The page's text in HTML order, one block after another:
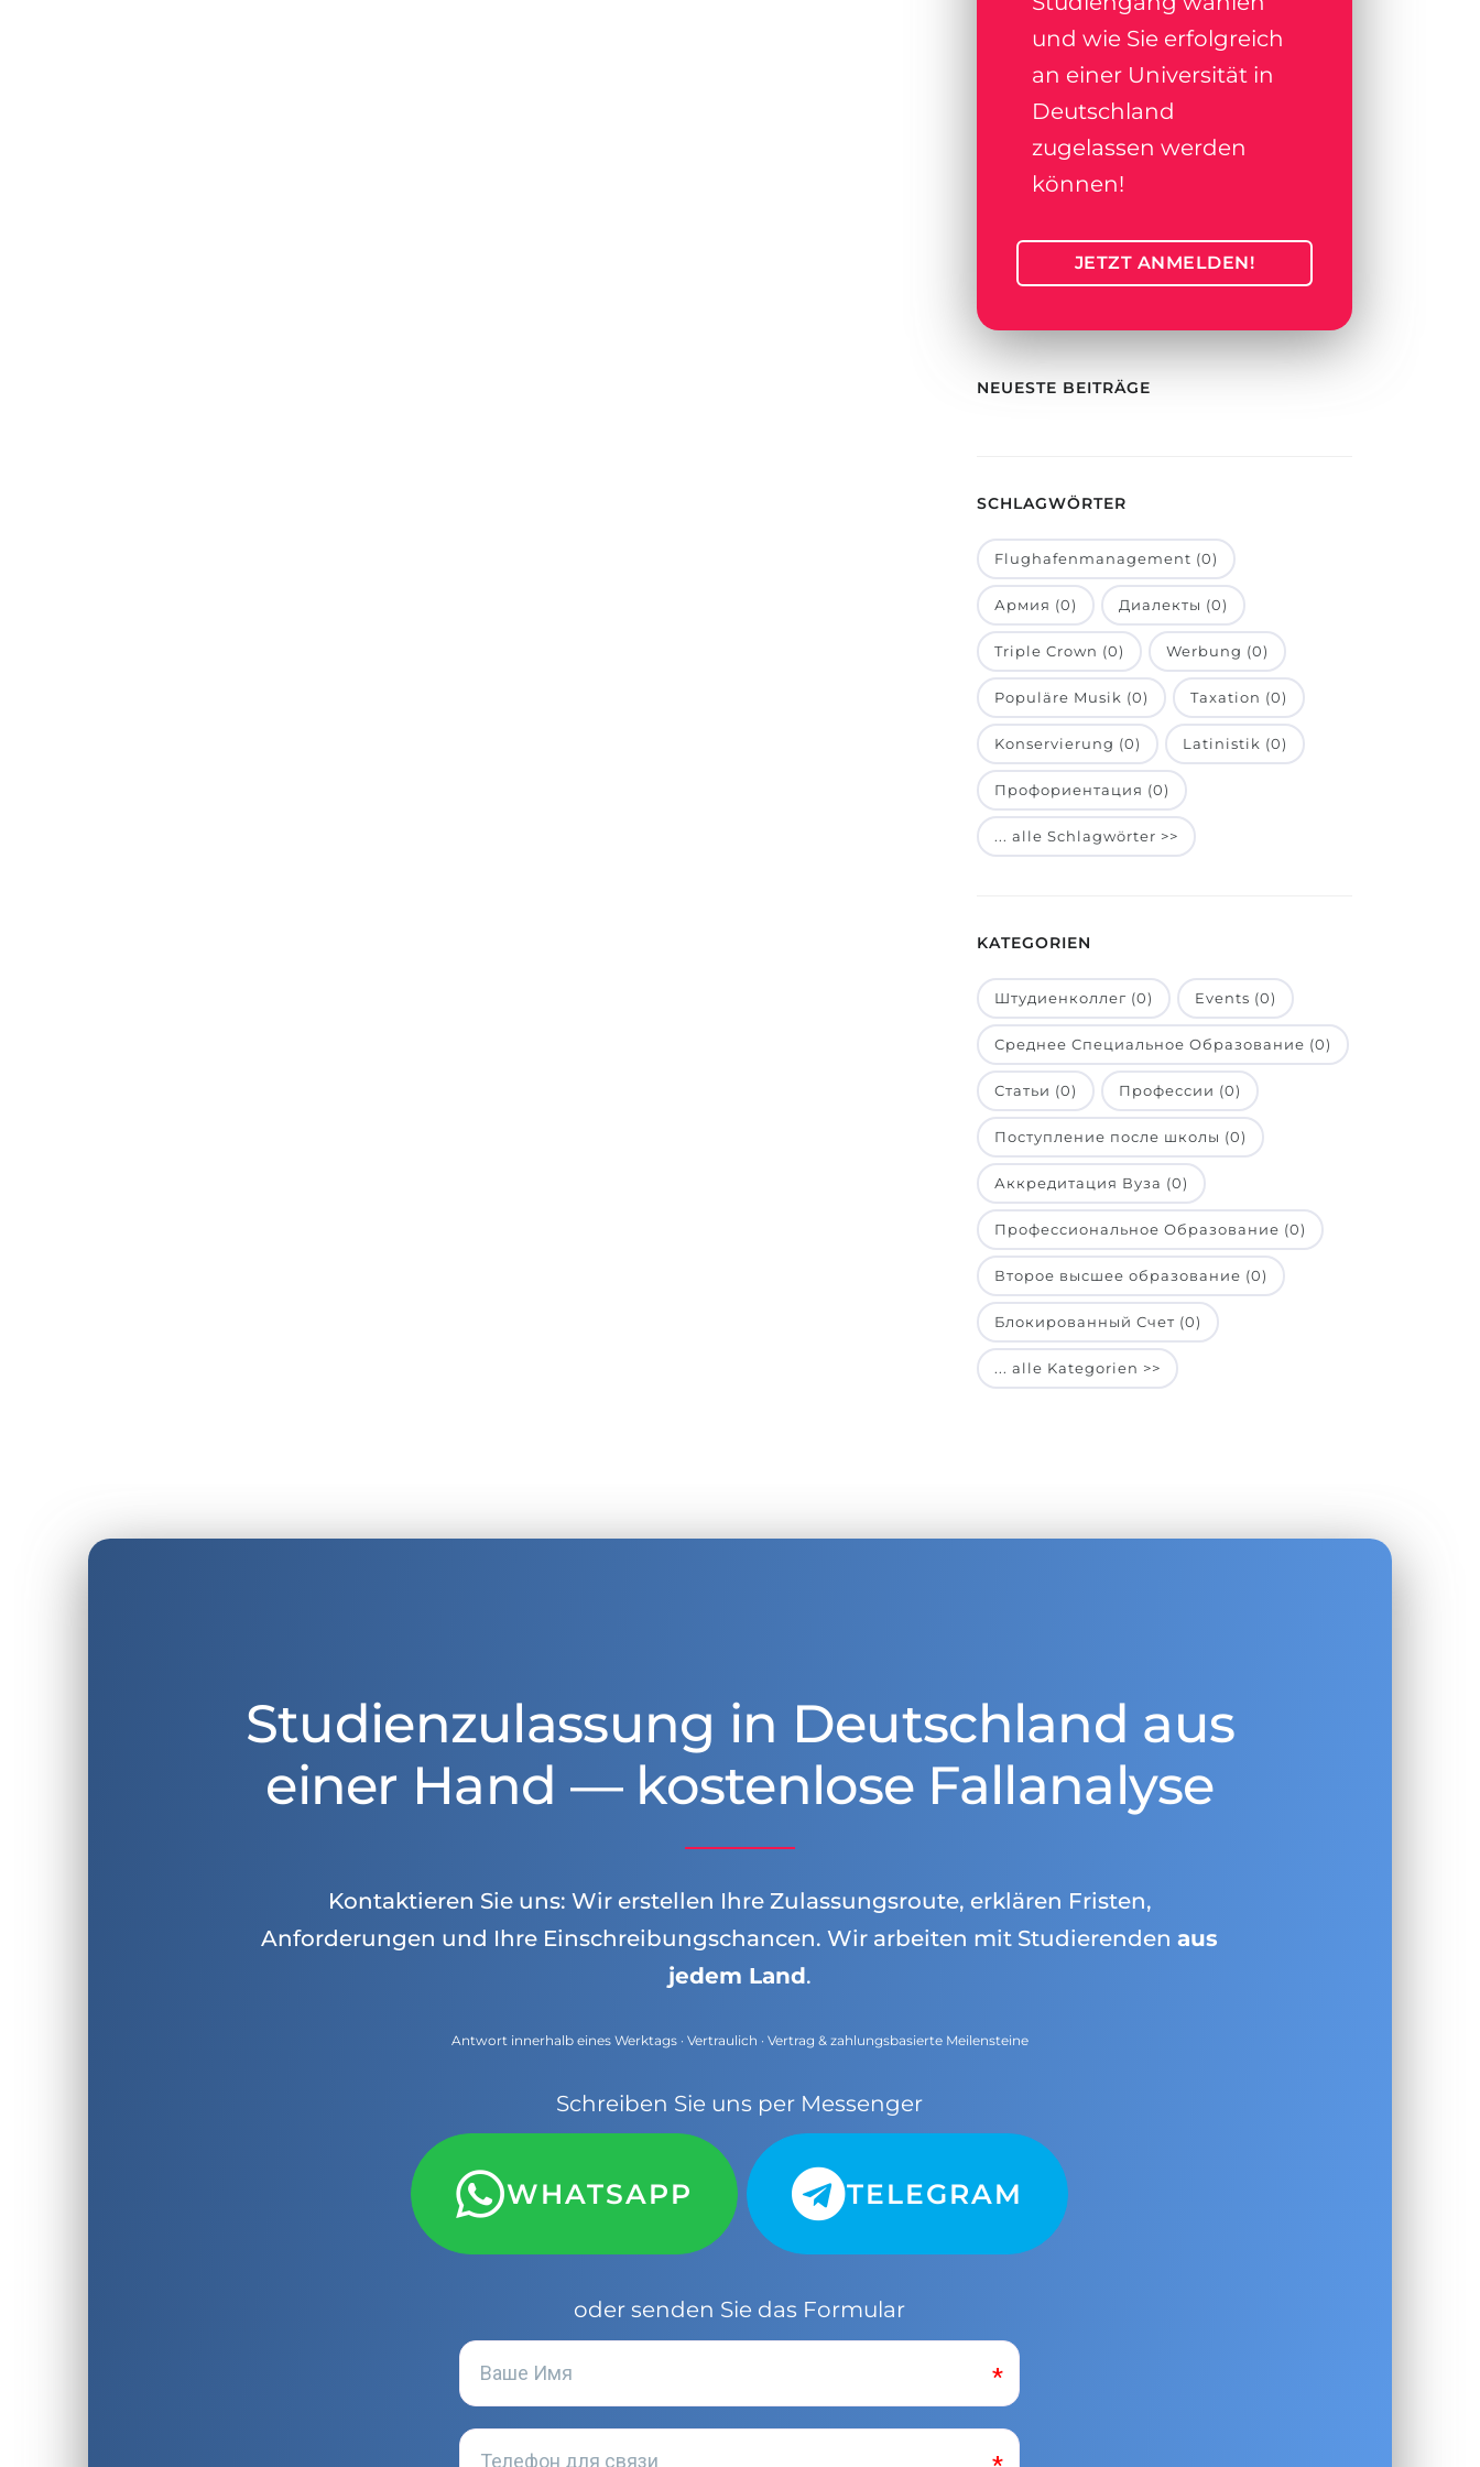
und wie Sie erfolgreich
an einer Universität in
Deutschland
zugelassen werden
können!
JETZT ANMELDEN!
NEUESTE BEITRÄGE
SCHLAGWÖRTER
Flughafenmanagement (0)
Армия (0) Диалекты (0)
Triple Crown (0) Werbung (0)
Populäre Musik (0) Taxation (0)
Konservierung (0) Latinistik (0)
Профориентация (0)
... alle Schlagwörter >>
KATEGORIEN
Штудиенколлег (0) Events (0)
Среднее Специальное Образование (0)
Статьи (0) Профессии (0)
Поступление после школы (0)
Аккредитация Вуза (0)
Профессиональное Образование (0)
Второе высшее образование (0)
Блокированный Счет (0)
... alle Kategorien >>
Studienzulassung in Deutschland aus
einer Hand — kostenlose Fallanalyse
Kontaktieren Sie uns: Wir erstellen Ihre Zulassungsroute, erklären Fristen,
Anforderungen und Ihre Einschreibungschancen. Wir arbeiten mit Studierendenaus
jedem Land.
Antwort innerhalb eines Werktags · Vertraulich · Vertrag & zahlungsbasierte Meilensteine
Schreiben Sie uns per Messenger
WHATSAPP TELEGRAM
oder senden Sie das Formular